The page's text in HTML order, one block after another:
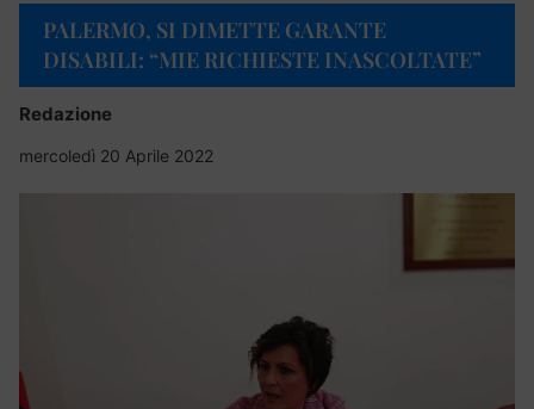
PALERMO, SI DIMETTE GARANTE
DISABILI: “MIE RICHIESTE INASCOLTATE”
Redazione
mercoledì 20 Aprile 2022